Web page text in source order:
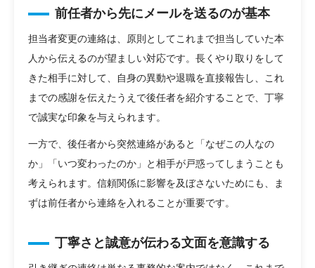
前任者から先にメールを送るのが基本
担当者変更の連絡は、原則としてこれまで担当していた本
人から伝えるのが望ましい対応です。長くやり取りをして
きた相手に対して、自身の異動や退職を直接報告し、これ
までの感謝を伝えたうえで後任者を紹介することで、丁寧
で誠実な印象を与えられます。
一方で、後任者から突然連絡があると「なぜこの人なの
か」「いつ変わったのか」と相手が戸惑ってしまうことも
考えられます。信頼関係に影響を及ぼさないためにも、ま
ずは前任者から連絡を入れることが重要です。
丁寧さと誠意が伝わる文面を意識する